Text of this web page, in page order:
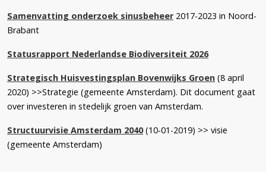
Samenvatting onderzoek sinusbeheer 2017-2023 in Noord-
Brabant
Statusrapport Nederlandse Biodiversiteit 2026
Strategisch Huisvestingsplan Bovenwijks Groen (8 april
2020) >>Strategie (gemeente Amsterdam). Dit document gaat
over investeren in stedelijk groen van Amsterdam.
Structuurvisie Amsterdam 2040 (10-01-2019) >> visie
(gemeente Amsterdam)